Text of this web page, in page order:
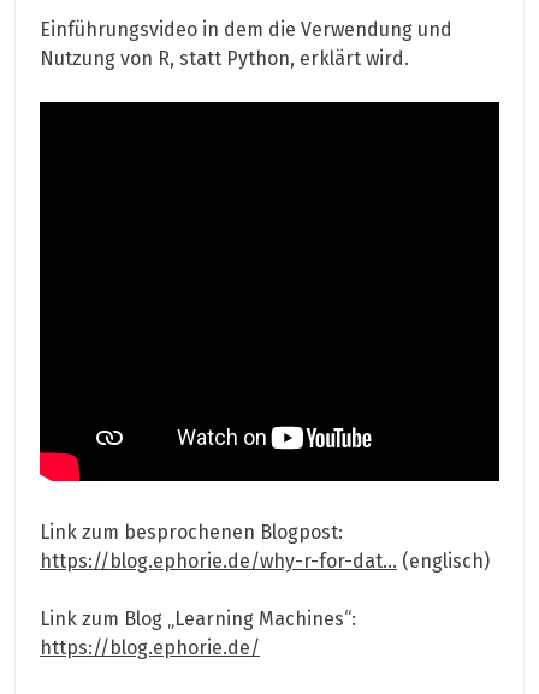
Einführungsvideo in dem die Verwendung und
Nutzung von R, statt Python, erklärt wird.
Link zum besprochenen Blogpost:
https://blog.ephorie.de/why-r-for-dat… (englisch)
Link zum Blog „Learning Machines“:
https://blog.ephorie.de/